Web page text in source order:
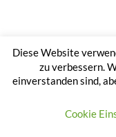
Diese Website
zu verbessern.
einverstanden sind,
Cookie